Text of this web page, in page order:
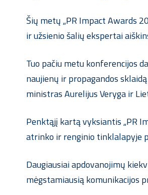
Šių metų „PR Impact Awards
ir užsienio šalių ekspertai
Tuo pačiu metu konferencijos
naujienų ir propagandos
ministras Aurelijus Veryga ir
Penktąjį kartą vyksiantis „PR
atrinko ir renginio tinklalapyje
Daugiausiai apdovanojimų
mėgstamiausią komunikacijos